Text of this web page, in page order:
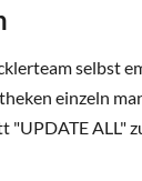
selbst
einzeln
"UPDATE ALL"